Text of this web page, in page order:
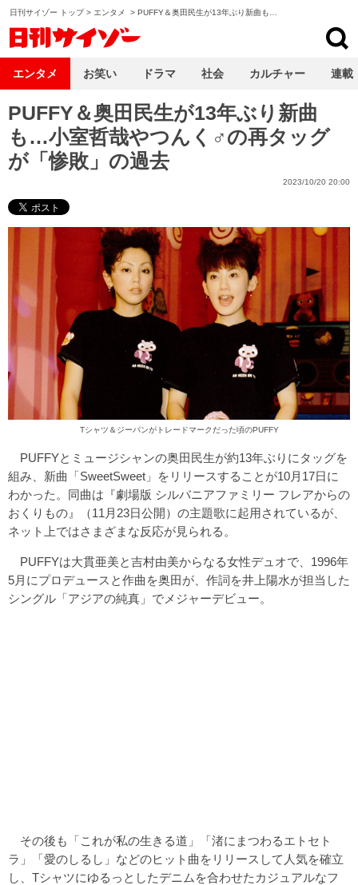
日刊サイゾー トップ> エンタメ > PUFFY＆奥田民生が13年ぶり新曲も…
PUFFY＆奥田民生が13年ぶり新曲
も…小室哲哉やつんく♂の再タッグ
が「惨敗」の過去
2023/10/20 20:00
Tシャツ＆ジーパンがトレードマークだった頃のPUFFY
PUFFYとミュージシャンの奥田民生が約13年ぶりにタッグを
組み、新曲「SweetSweet」をリリースすることが10月17日に
わかった。同曲は『劇場版 シルバニアファミリー フレアからの
おくりもの』（11月23日公開）の主題歌に起用されているが、
ネット上ではさまざまな反応が見られる。
PUFFYは大貫亜美と吉村由美からなる女性デュオで、1996年
5月にプロデュースと作曲を奥田が、作詞を井上陽水が担当した
シングル「アジアの純真」でメジャーデビュー。
その後も「これが私の生きる道」「渚にまつわるエトセト
ラ」「愛のしるし」などのヒット曲をリリースして人気を確立
し、Tシャツにゆるっとしたデニムを合わせたカジュアルなフ
エンタメ お笑い ドラマ 社会 カルチャー 連載